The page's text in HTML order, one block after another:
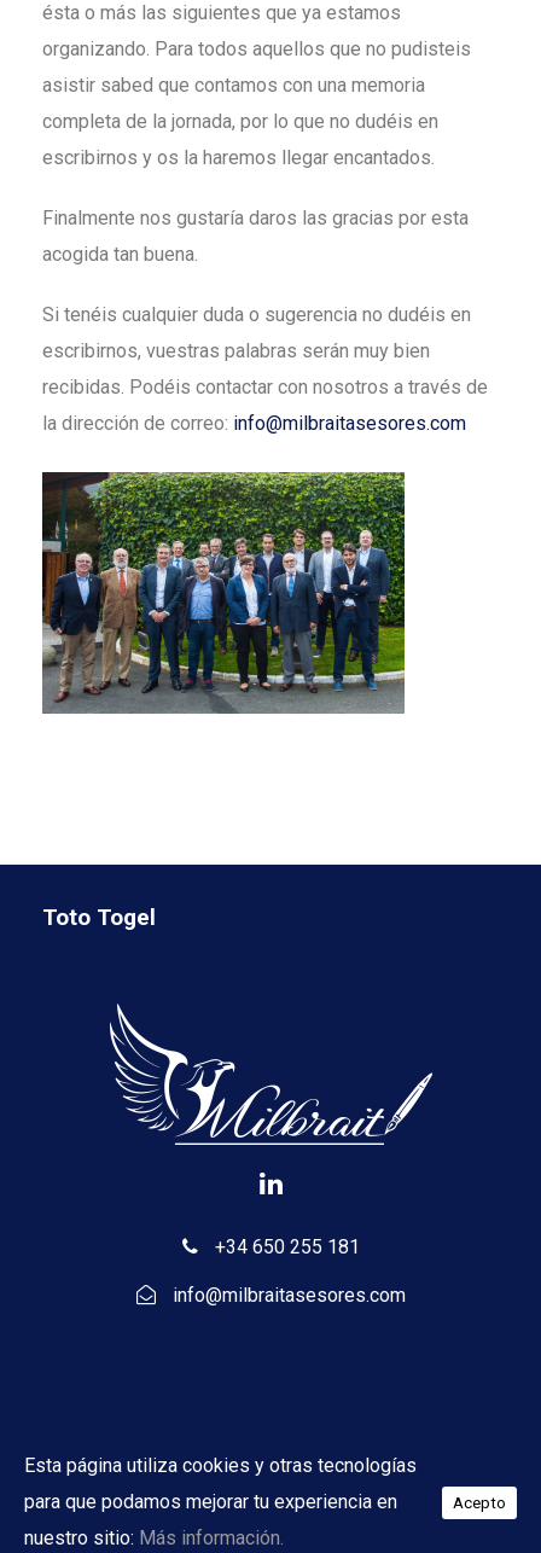
ésta o más las siguientes que ya estamos
organizando. Para todos aquellos que no pudisteis
asistir sabed que contamos con una memoria
completa de la jornada, por lo que no dudéis en
escribirnos y os la haremos llegar encantados.
Finalmente nos gustaría daros las gracias por esta
acogida tan buena.
Si tenéis cualquier duda o sugerencia no dudéis en
escribirnos, vuestras palabras serán muy bien
recibidas. Podéis contactar con nosotros a través de
la dirección de correo: info@milbraitasesores.com
Toto Togel
+34 650 255 181
info@milbraitasesores.com
Aviso legal Política de privacidad Cookies
Diseño
web
Esta página utiliza cookies y otras tecnologías
para que podamos mejorar tu experiencia en
nuestro sitio: Más información.
Acepto